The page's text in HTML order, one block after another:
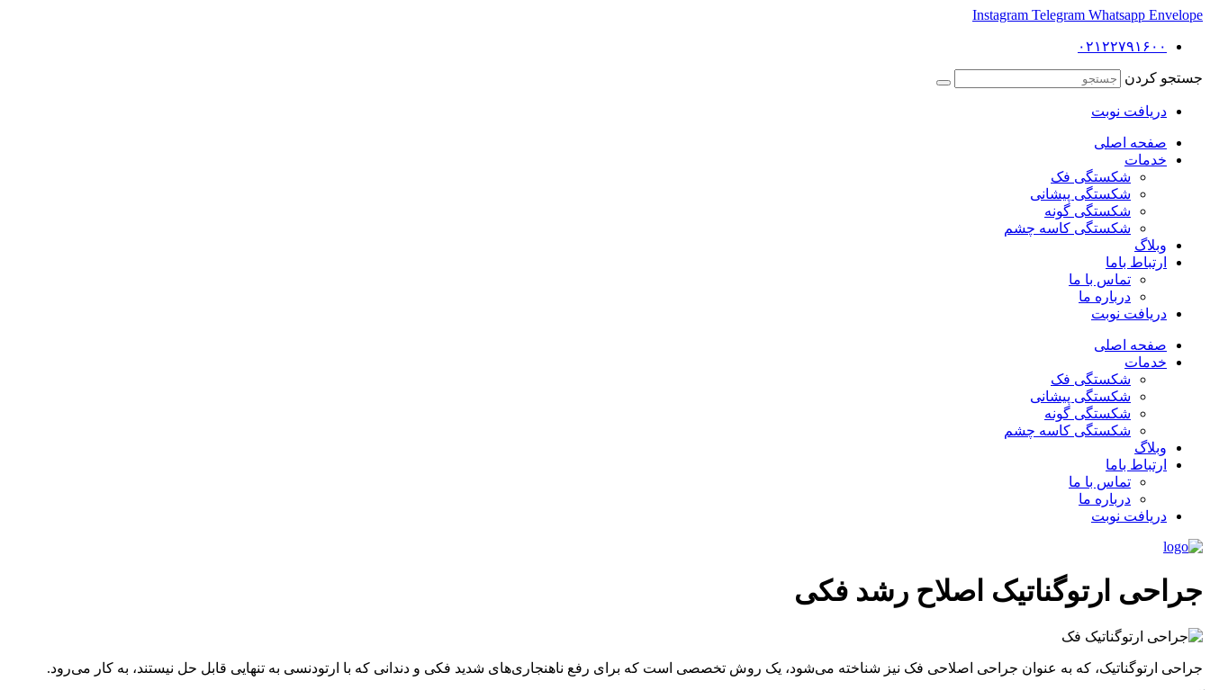
Instagram Telegram Whatsapp Envelope
۰۲۱۲۲۷۹۱۶۰۰
جستجو کردن
دریافت نوبت
صفحه اصلی
خدمات
شکستگی فک
شکستگی پیشانی
شکستگی گونه
شکستگی کاسه چشم
وبلاگ
ارتباط باما
تماس با ما
درباره ما
دریافت نوبت
صفحه اصلی
خدمات
شکستگی فک
شکستگی پیشانی
شکستگی گونه
شکستگی کاسه چشم
وبلاگ
ارتباط باما
تماس با ما
درباره ما
دریافت نوبت
جراحی ارتوگناتیک اصلاح رشد فکی
جراحی ارتوگناتیک، که به عنوان جراحی اصلاحی فک نیز شناخته می‌شود، یک روش تخصصی است که برای رفع ناهنجاری‌های شدید فکی و دندانی که با ارتودنسی به تنهایی قابل حل نیستند، به کار می‌رود.